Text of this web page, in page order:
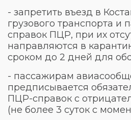
- запретить въезд в
грузового транспорта и
справок ПЦР, при их
направляются в
сроком до 2 дней для
- пассажирам
предписывается
ПЦР-справок с
(не более 3 суток с